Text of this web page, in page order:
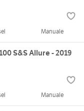
Manuale
S&S Allure - 2019
Manuale